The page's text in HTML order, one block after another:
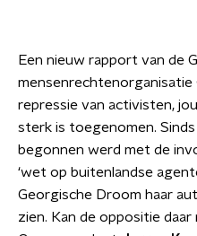
Een nieuw rapport van de
mensenrechtenorganisatie
repressie van activisten,
sterk is toegenomen.
begonnen werd met de
‘wet op buitenlandse
Georgische Droom haar
zien. Kan de oppositie